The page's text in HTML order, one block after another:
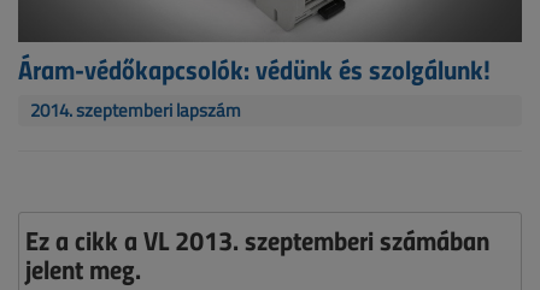
Áram-védőkapcsolók: védünk és szolgálunk!
2014. szeptemberi lapszám
Ez a cikk a VL 2013. szeptemberi számában
jelent meg.